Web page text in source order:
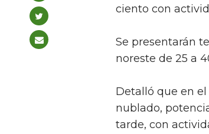
ciento con
Se presentarán
noreste de 25 a
Detalló que en
nublado,
tarde, con